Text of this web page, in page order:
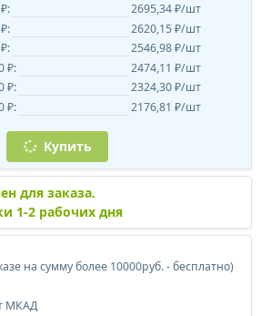
2695,34 ₽/шт
2620,15 ₽/шт
2546,98 ₽/шт
₽:
2474,11 ₽/шт
₽:
2324,30 ₽/шт
₽:
2176,81 ₽/шт
Купить
для заказа.
1-2 рабочих дня
на сумму более 10000руб. - бесплатно)
МКАД